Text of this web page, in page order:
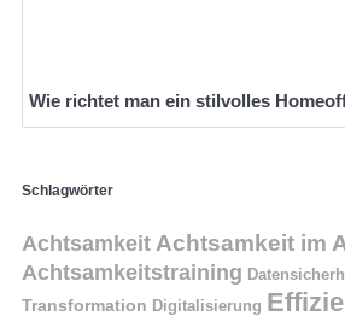
Wie richtet man ein stilvolles
Schlagwörter
Achtsamkeit Achtsamkeit im
Achtsamkeitstraining
Transformation Digitalisierung